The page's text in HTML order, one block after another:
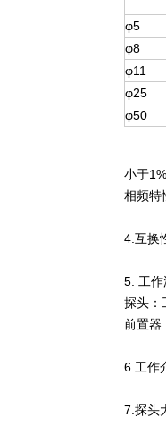
φ5
φ8
φ11
φ25
φ50
小于
相频特
4.互换
5. 工作
探头：
前置器
6.工作
7.探头